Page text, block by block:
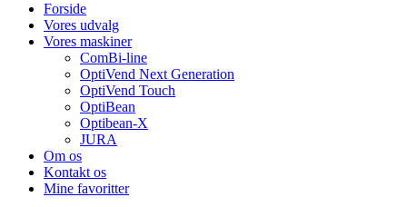
Forside
Vores udvalg
Vores maskiner
ComBi-line
OptiVend Next Generation
OptiVend Touch
OptiBean
Optibean-X
JURA
Om os
Kontakt os
Mine favoritter